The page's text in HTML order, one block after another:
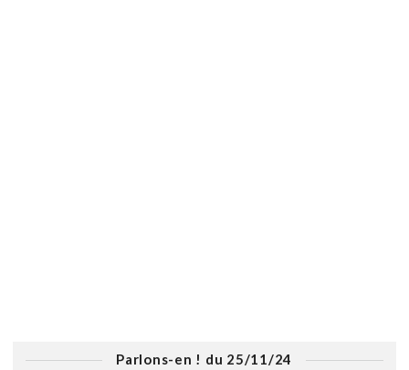
Parlons-en ! du 25/11/24